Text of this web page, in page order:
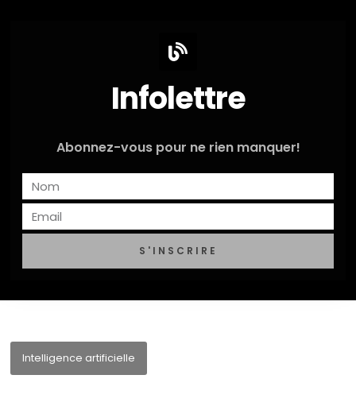
Infolettre
Abonnez-vous pour ne rien manquer!
S'INSCRIRE
Intelligence artificielle